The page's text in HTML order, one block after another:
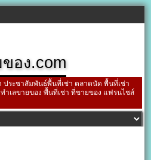
อง.com
ประชาสัมพันธ์พื้นที่เช่า ตลาดนัด พื้นที่เช่า
ำเลขายของ พื้นที่เช่า ที่ขายของ แฟรนไชส์